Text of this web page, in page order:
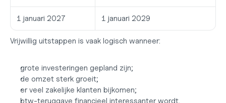
1 januari 2027 1 januari 2029
Vrijwillig uitstappen is vaak logisch wanneer:
grote investeringen gepland zijn;
de omzet sterk groeit;
er veel zakelijke klanten bijkomen;
btw-teruggave financieel interessanter wordt.